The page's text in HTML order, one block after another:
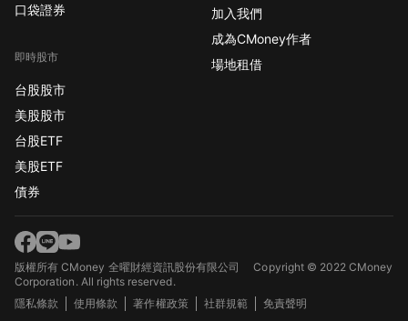
口袋證券
即時股市
台股股市
美股股市
台股ETF
美股ETF
債券
加入我們
成為CMoney作者
場地租借
版權所有 CMoney 全曜財經資訊股份有限公司Copyright © 2022 CMoney
Corporation. All rights reserved.
隱私條款
使用條款 著作權政策 社群規範 免責聲明